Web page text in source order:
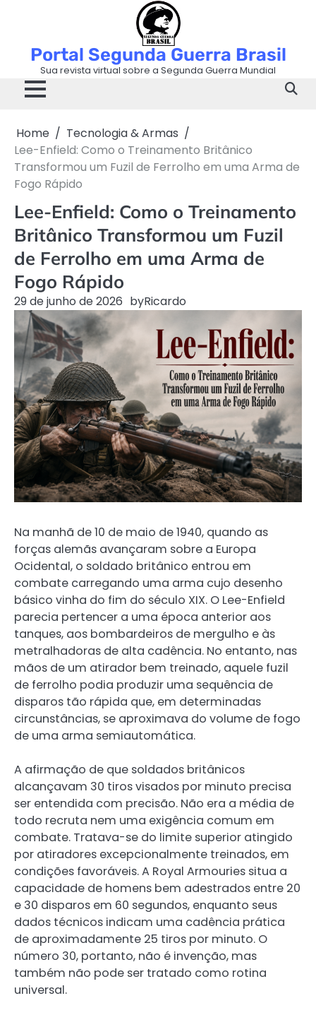
Portal Segunda Guerra Brasil
Sua revista virtual sobre a Segunda Guerra Mundial
Home
Tecnologia & Armas
Lee-Enfield: Como o Treinamento Britânico
Transformou um Fuzil de Ferrolho em uma Arma de
Fogo Rápido
Lee-Enfield: Como o Treinamento
Britânico Transformou um Fuzil
de Ferrolho em uma Arma de
Fogo Rápido
29 de junho de 2026 byRicardo
Na manhã de 10 de maio de 1940, quando as
forças alemãs avançaram sobre a Europa
Ocidental, o soldado britânico entrou em
combate carregando uma arma cujo desenho
básico vinha do fim do século XIX. O Lee-Enfield
parecia pertencer a uma época anterior aos
tanques, aos bombardeiros de mergulho e às
metralhadoras de alta cadência. No entanto, nas
mãos de um atirador bem treinado, aquele fuzil
de ferrolho podia produzir uma sequência de
disparos tão rápida que, em determinadas
circunstâncias, se aproximava do volume de fogo
de uma arma semiautomática.
A afirmação de que soldados britânicos
alcançavam 30 tiros visados por minuto precisa
ser entendida com precisão. Não era a média de
todo recruta nem uma exigência comum em
combate. Tratava-se do limite superior atingido
por atiradores excepcionalmente treinados, em
condições favoráveis. A Royal Armouries situa a
capacidade de homens bem adestrados entre 20
e 30 disparos em 60 segundos, enquanto seus
dados técnicos indicam uma cadência prática
de aproximadamente 25 tiros por minuto. O
número 30, portanto, não é invenção, mas
também não pode ser tratado como rotina
universal.